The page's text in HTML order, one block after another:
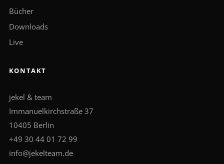
Bücher
Downloads
Live
KONTAKT
jekel & team
Immanuelkirchstraße 37
10405 Berlin
+49 30 44 01 72 99
info@jekelteam.de